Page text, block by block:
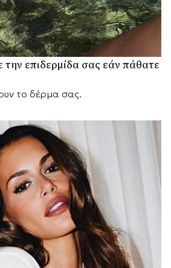
επιδερμίδα σας εάν πάθατε
το δέρμα σας.